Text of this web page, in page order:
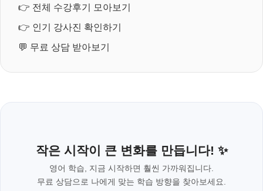
👉 전체 수강후기 모아보기
👉 인기 강사진 확인하기
💬 무료 상담 받아보기
작은 시작이 큰 변화를 만듭니다! ✨
영어 학습, 지금 시작하면 훨씬 가까워집니다.
무료 상담으로 나에게 맞는 학습 방향을 찾아보세요.